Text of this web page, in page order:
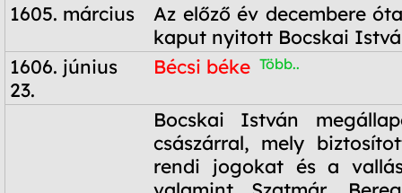
1605. március
Az előző év decembere
kaput nyitott Bocskai
1606. június
23.
Bécsi béke Több..
Bocskai István
császárral, mely
rendi jogokat és a